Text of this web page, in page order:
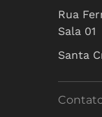
Rua
Sala 01
Santa